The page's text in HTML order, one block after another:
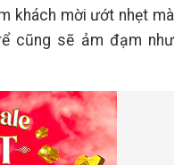
khách mời ướt nhẹt mà
cũng sẽ ảm đạm như